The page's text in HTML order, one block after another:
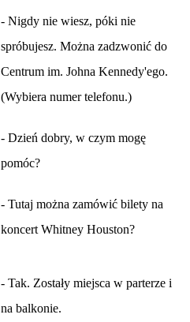
- Nigdy nie wiesz, póki nie
spróbujesz. Można zadzwonić do
Centrum im. Johna Kennedy'ego.
(Wybiera numer telefonu.)
- Dzień dobry, w czym mogę
pomóc?
- Tutaj można zamówić bilety na
koncert Whitney Houston?
- Tak. Zostały miejsca w parterze i
na balkonie.